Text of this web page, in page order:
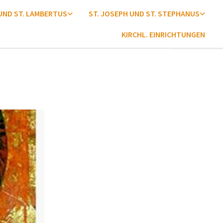
ST. LAMBERTUS ST. JOSEPH UND ST. STEPHANUS
KIRCHL. EINRICHTUNGEN